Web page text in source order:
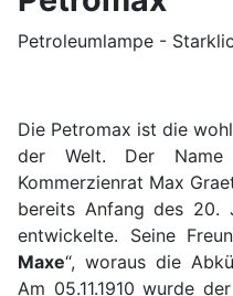
Petroleumlampe -
Die Petromax ist die
der Welt. Der
Kommerzienrat Max
bereits Anfang des 20.
entwickelte. Seine
Maxe“, woraus die
Am 05.11.1910 wurde